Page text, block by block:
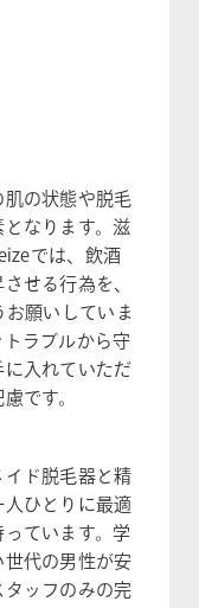
の状態や脱毛
なります。滋
では、飲酒
せる行為を、
願いしていま
ラブルから守
に入れていただ
です。
ド脱毛器と精
ひとりに最適
ています。学
代の男性が安
ッフのみの完